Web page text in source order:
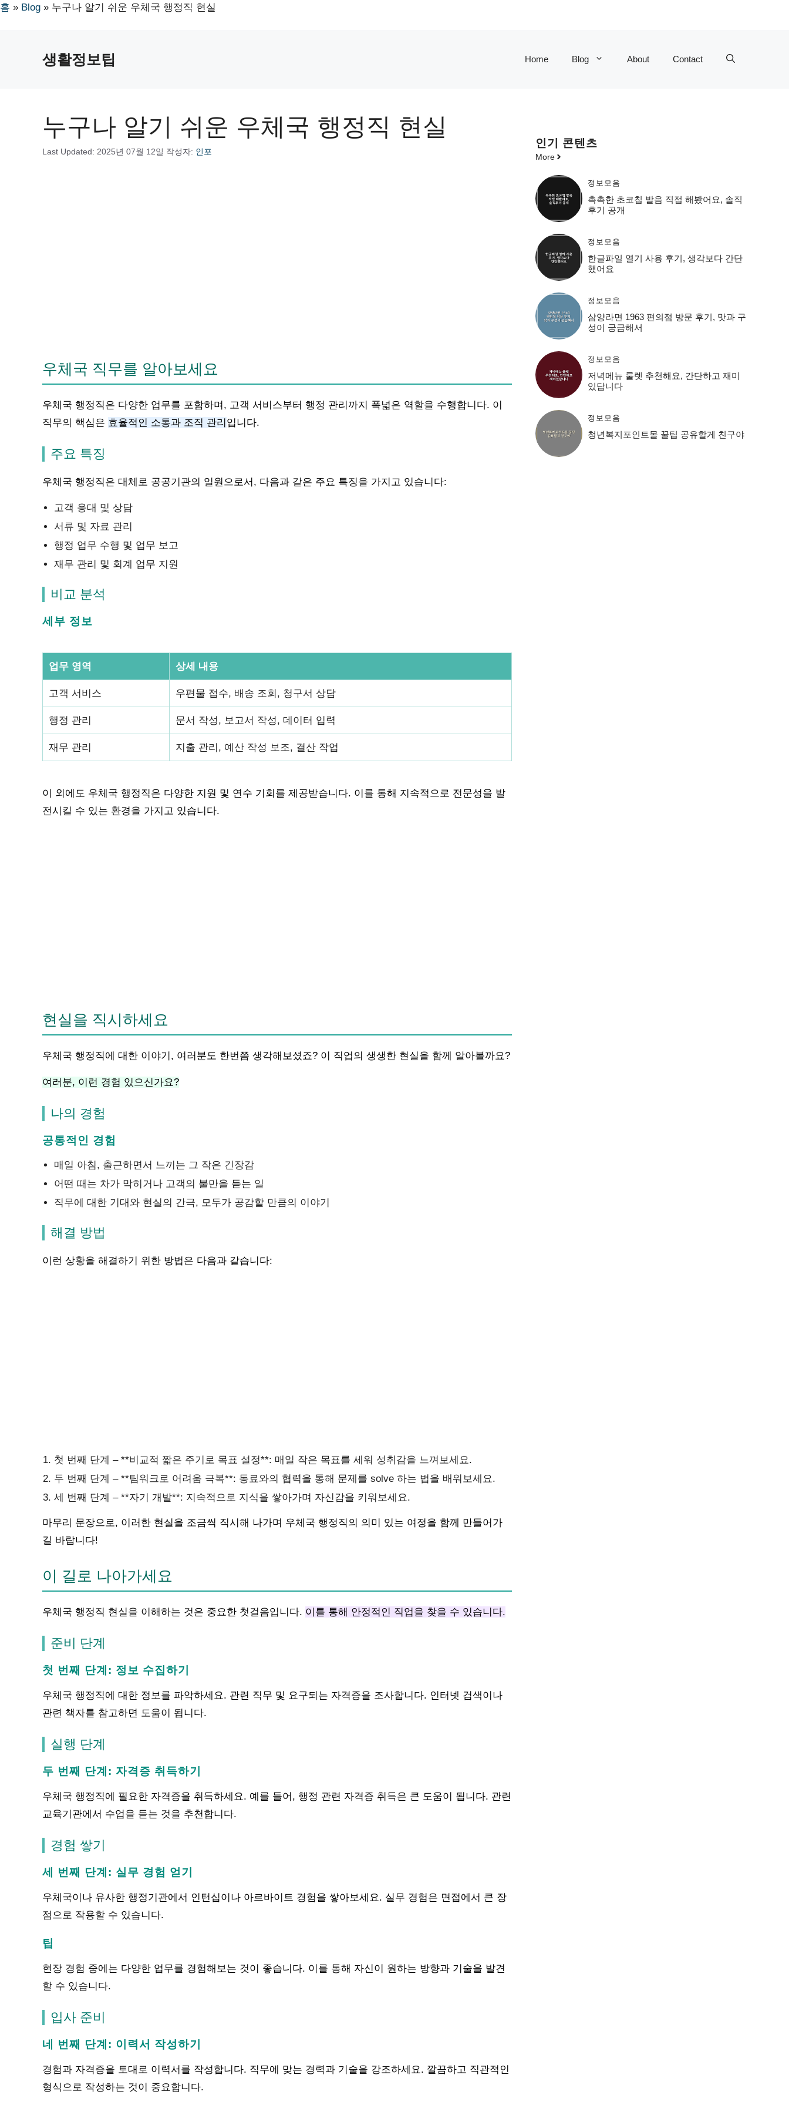
홈 » Blog » 누구나 알기 쉬운 우체국 행정직 현실
생활정보팁 Home Blog About Contact
누구나 알기 쉬운 우체국 행정직 현실
Last Updated: 2025년 07월 12일 작성자: 인포
우체국 직무를 알아보세요
우체국 행정직은 다양한 업무를 포함하며, 고객 서비스부터 행정 관리까지 폭넓은 역할을 수행합니다. 이
직무의 핵심은 효율적인 소통과 조직 관리 입니다.
주요 특징
우체국 행정직은 대체로 공공기관의 일원으로서, 다음과 같은 주요 특징을 가지고 있습니다:
고객 응대 및 상담
서류 및 자료 관리
행정 업무 수행 및 업무 보고
재무 관리 및 회계 업무 지원
비교 분석
세부 정보
업무 영역 상세 내용
고객 서비스 우편물 접수, 배송 조회, 청구서 상담
행정 관리 문서 작성, 보고서 작성, 데이터 입력
재무 관리 지출 관리, 예산 작성 보조, 결산 작업
이 외에도 우체국 행정직은 다양한 지원 및 연수 기회를 제공받습니다. 이를 통해 지속적으로 전문성을 발
전시킬 수 있는 환경을 가지고 있습니다.
현실을 직시하세요
우체국 행정직에 대한 이야기, 여러분도 한번쯤 생각해보셨죠? 이 직업의 생생한 현실을 함께 알아볼까요?
여러분, 이런 경험 있으신가요?
나의 경험
공통적인 경험
매일 아침, 출근하면서 느끼는 그 작은 긴장감
어떤 때는 차가 막히거나 고객의 불만을 듣는 일
직무에 대한 기대와 현실의 간극, 모두가 공감할 만큼의 이야기
해결 방법
이런 상황을 해결하기 위한 방법은 다음과 같습니다:
첫 번째 단계 – **비교적 짧은 주기로 목표 설정**: 매일 작은 목표를 세워 성취감을 느껴보세요.
두 번째 단계 – **팀워크로 어려움 극복**: 동료와의 협력을 통해 문제를 solve 하는 법을 배워보세요.
세 번째 단계 – **자기 개발**: 지속적으로 지식을 쌓아가며 자신감을 키워보세요.
마무리 문장으로, 이러한 현실을 조금씩 직시해 나가며 우체국 행정직의 의미 있는 여정을 함께 만들어가
길 바랍니다!
이 길로 나아가세요
우체국 행정직 현실을 이해하는 것은 중요한 첫걸음입니다. 이를 통해 안정적인 직업을 찾을 수 있습니다.
준비 단계
첫 번째 단계: 정보 수집하기
우체국 행정직에 대한 정보를 파악하세요. 관련 직무 및 요구되는 자격증을 조사합니다. 인터넷 검색이나
관련 책자를 참고하면 도움이 됩니다.
실행 단계
두 번째 단계: 자격증 취득하기
우체국 행정직에 필요한 자격증을 취득하세요. 예를 들어, 행정 관련 자격증 취득은 큰 도움이 됩니다. 관련
교육기관에서 수업을 듣는 것을 추천합니다.
경험 쌓기
세 번째 단계: 실무 경험 얻기
우체국이나 유사한 행정기관에서 인턴십이나 아르바이트 경험을 쌓아보세요. 실무 경험은 면접에서 큰 장
점으로 작용할 수 있습니다.
팁
현장 경험 중에는 다양한 업무를 경험해보는 것이 좋습니다. 이를 통해 자신이 원하는 방향과 기술을 발견
할 수 있습니다.
입사 준비
네 번째 단계: 이력서 작성하기
경험과 자격증을 토대로 이력서를 작성합니다. 직무에 맞는 경력과 기술을 강조하세요. 깔끔하고 직관적인
형식으로 작성하는 것이 중요합니다.
인기 콘텐츠
More
정보모음
촉촉한 초코칩 발음 직접 해봤어요, 솔직
후기 공개
정보모음
한글파일 열기 사용 후기, 생각보다 간단
했어요
정보모음
삼양라면 1963 편의점 방문 후기, 맛과 구
성이 궁금해서
정보모음
저녁메뉴 룰렛 추천해요, 간단하고 재미
있답니다
정보모음
청년복지포인트몰 꿀팁 공유할게 친구야